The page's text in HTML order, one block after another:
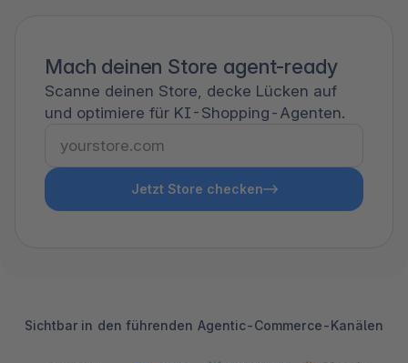
Mach deinen Store agent-ready
Scanne deinen Store, decke Lücken auf
und optimiere für KI-Shopping-Agenten.
Jetzt Store checken
Sichtbar in den führenden Agentic-Commerce-Kanälen